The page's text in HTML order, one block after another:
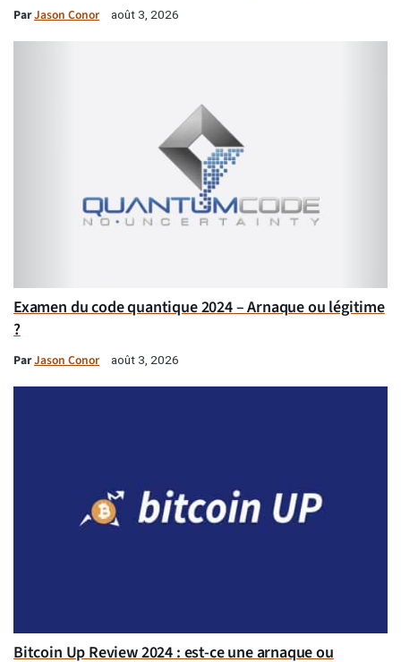
ParJason Conor août 3, 2026
Examen du code quantique 2024 – Arnaque ou légitime
?
ParJason Conor août 3, 2026
Bitcoin Up Review 2024 : est-ce une arnaque ou